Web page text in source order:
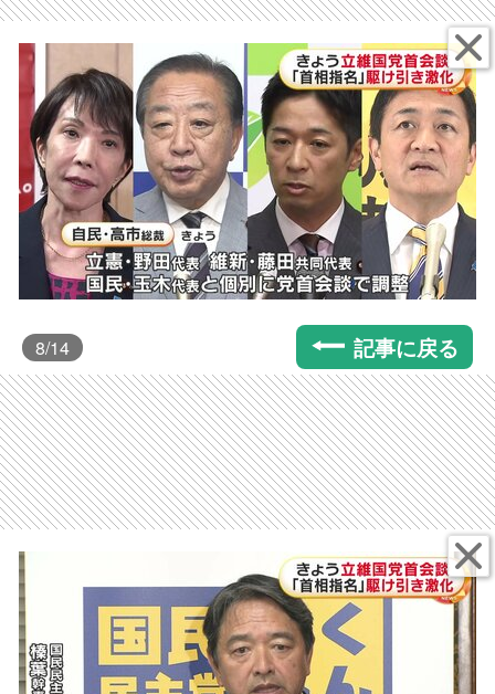
8/14 記事に戻る